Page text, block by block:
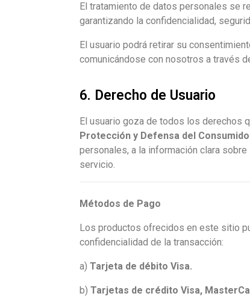
El tratamiento de datos personales se
garantizando la confidencialidad,
El usuario podrá retirar su
comunicándose con nosotros a través
6. Derecho de Usuario
El usuario goza de todos los derechos
Protección y Defensa del
personales, a la información clara
servicio.
Métodos de Pago
Los productos ofrecidos en este sitio
confidencialidad de la transacción:
a) Tarjeta de débito Visa.
b) Tarjetas de crédito Visa,